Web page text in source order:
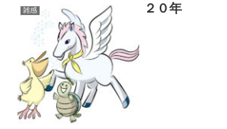
雑感 ２０年